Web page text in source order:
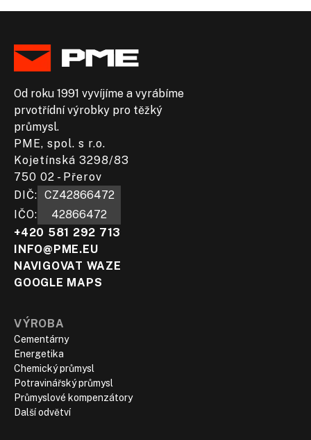
Od roku 1991 vyvíjíme a vyrábíme
prvotřídní výrobky pro těžký
průmysl.
PME, spol. s r.o.
Kojetínská 3298/83
750 02 - Přerov
DIČ:​ CZ42866472
IČO:
42866472
+420 581 292 713
INFO@PME.EU
NAVIGOVAT WAZE
GOOGLE MAPS
VÝROBA
Cementárny
Energetika
Chemický průmysl
Potravinářský průmysl
Průmyslové kompenzátory
Další odvětví